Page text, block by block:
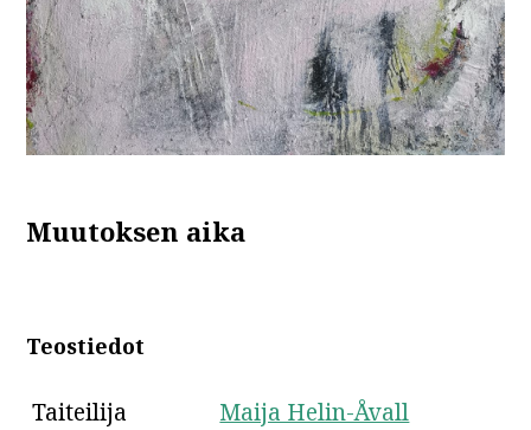
Muutoksen aika
Teostiedot
Taiteilija
Maija Helin-Åvall